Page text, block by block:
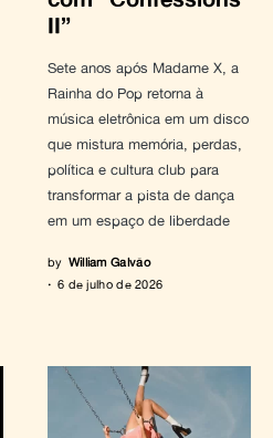
II”
Sete anos após Madame X, a
Rainha do Pop retorna à
música eletrônica em um disco
que mistura memória, perdas,
política e cultura club para
transformar a pista de dança
em um espaço de liberdade
by William Galvão
6 de julho de 2026